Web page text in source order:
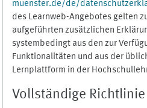
muenster.de/de/
des Learnweb-Angebotes gelten
aufgeführten zusätzlichen
systembedingt aus den zur
Funktionalitäten und aus der
Lernplattform in der
Vollständige Richtlinie